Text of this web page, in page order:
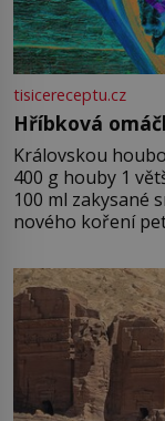
tisicereceptu.cz
Hříbková
Královskou houbou
400 g houby 1
100 ml zakysané
nového koření